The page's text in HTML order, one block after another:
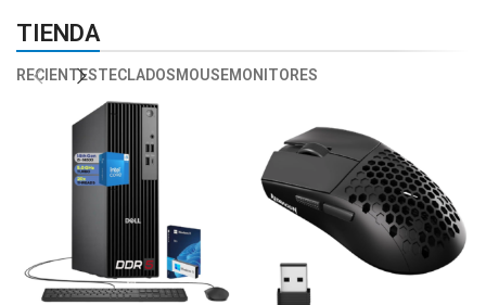
TIENDA
RECIENTESTECLADOSMOUSEMONITORES